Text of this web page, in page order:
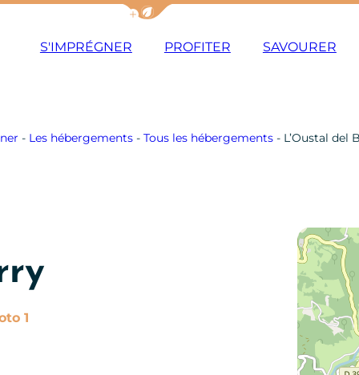
Afficher la barre de navigation du
S'IMPRÉGNER PROFITER SAVOURER
- Les hébergements- Tous les hébergements- L’Oustal del
1